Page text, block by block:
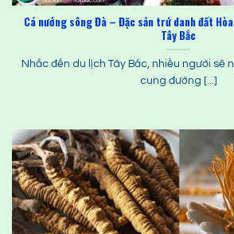
Cá nướng sông Đà – Đặc sản trứ danh đất
Tây Bắc
Nhắc đến du lịch Tây Bắc, nhiều người sẽ
cung đường [...]